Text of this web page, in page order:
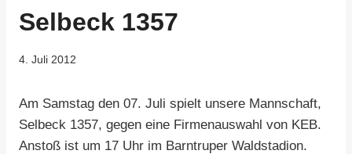
Selbeck 1357
4. Juli 2012
Am Samstag den 07. Juli spielt unsere Mannschaft,
Selbeck 1357, gegen eine Firmenauswahl von KEB.
Anstoß ist um 17 Uhr im Barntruper Waldstadion.